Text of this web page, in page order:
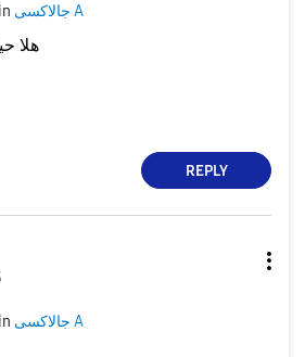
in جالاكسى A
هلا
REPLY
in جالاكسى A